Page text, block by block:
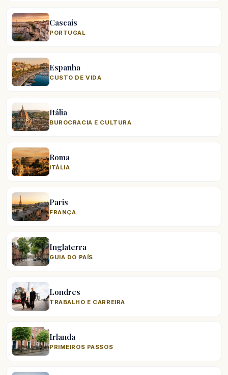
Cascais
PORTUGAL
Espanha
CUSTO DE VIDA
Itália
BUROCRACIA E CULTURA
Roma
ITÁLIA
Paris
FRANÇA
Inglaterra
GUIA DO PAÍS
Londres
TRABALHO E CARREIRA
Irlanda
PRIMEIROS PASSOS